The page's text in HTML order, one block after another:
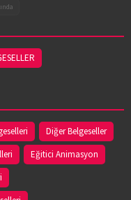
Diğer Belgeseller
Eğitici Animasyon